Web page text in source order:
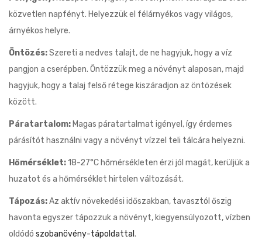
közvetlen napfényt. Helyezzük el félárnyékos vagy világos,
árnyékos helyre.
Öntözés:Szereti a nedves talajt, de ne hagyjuk, hogy a víz
pangjon a cserépben. Öntözzük meg a növényt alaposan, majd
hagyjuk, hogy a talaj felső rétege kiszáradjon az öntözések
között.
Páratartalom: Magas páratartalmat igényel, így érdemes
párásítót használni vagy a növényt vízzel teli tálcára helyezni.
Hőmérséklet:18-27°C hőmérsékleten érzi jól magát, kerüljük a
huzatot és a hőmérséklet hirtelen változását.
Tápozás:Az aktív növekedési időszakban, tavasztól őszig
havonta egyszer tápozzuk a növényt, kiegyensúlyozott, vízben
oldódó szobanövény-tápoldattal .